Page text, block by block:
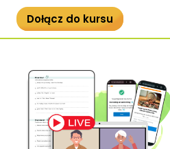
Dołącz do kursu